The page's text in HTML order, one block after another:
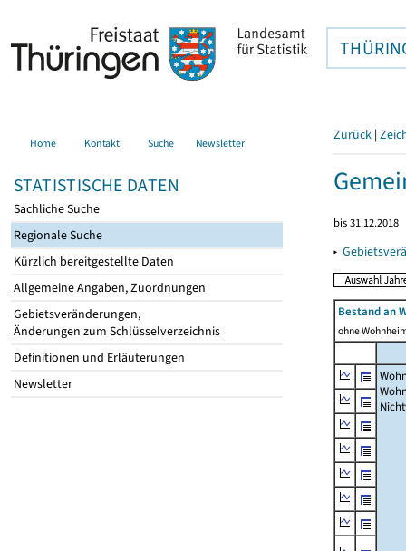
Home Kontakt Suche Newsletter
STATISTISCHE DATEN
Sachliche Suche
Regionale Suche
Kürzlich bereitgestellte Daten
Allgemeine Angaben, Zuordnungen
Gebietsveränderungen,
Änderungen zum Schlüsselverzeichnis
Definitionen und Erläuterungen
Newsletter
Zurück |
bis 31.12.2018
▸
Bestand an
ohne